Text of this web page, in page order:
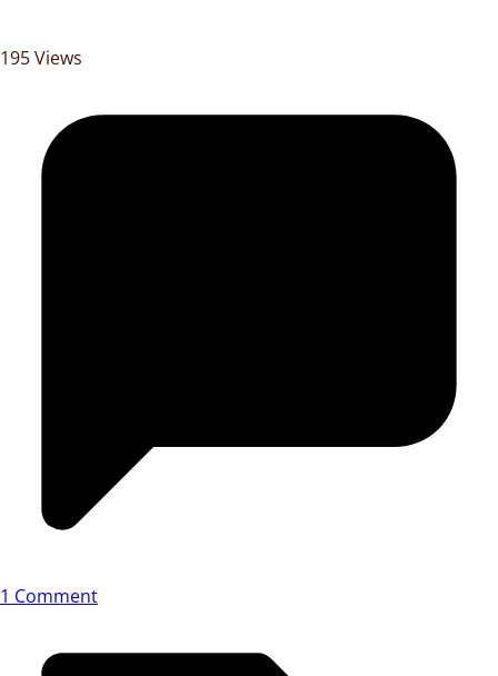
195 Views
1 Comment